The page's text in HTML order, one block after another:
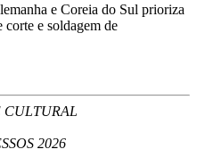
e Coreia do Sul prioriza
corte e soldagem de
CULTURAL
2026